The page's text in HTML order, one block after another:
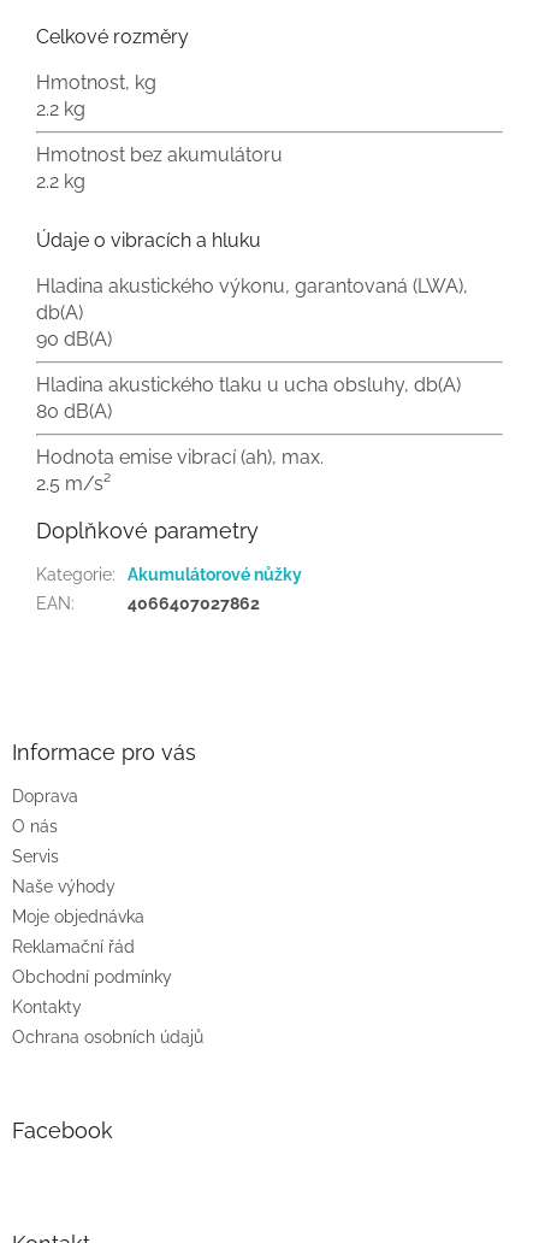
Celkové rozměry
Hmotnost, kg
2.2 kg
Hmotnost bez akumulátoru
2.2 kg
Údaje o vibracích a hluku
Hladina akustického výkonu, garantovaná (LWA),
db(A)
90 dB(A)
Hladina akustického tlaku u ucha obsluhy, db(A)
80 dB(A)
Hodnota emise vibrací (ah), max.
2.5 m/s²
Doplňkové parametry
Kategorie:
Akumulátorové nůžky
EAN: 4066407027862
Informace pro vás
Doprava
O nás
Servis
Naše výhody
Moje objednávka
Reklamační řád
Obchodní podmínky
Kontakty
Ochrana osobních údajů
Facebook